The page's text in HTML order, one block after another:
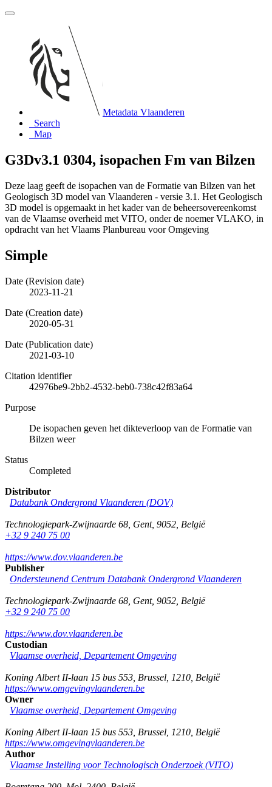
Metadata Vlaanderen
Search
Map
G3Dv3.1 0304, isopachen Fm van Bilzen
Deze laag geeft de isopachen van de Formatie van Bilzen van het
Geologisch 3D model van Vlaanderen - versie 3.1. Het Geologisch
3D model is opgemaakt in het kader van de beheersovereenkomst
van de Vlaamse overheid met VITO, onder de noemer VLAKO, in
opdracht van het Vlaams Planbureau voor Omgeving
Simple
Date (Revision date)
2023-11-21
Date (Creation date)
2020-05-31
Date (Publication date)
2021-03-10
Citation identifier
42976be9-2bb2-4532-beb0-738c42f83a64
Purpose
De isopachen geven het dikteverloop van de Formatie van
Bilzen weer
Status
Completed
Distributor
Databank Ondergrond Vlaanderen (DOV)
Technologiepark-Zwijnaarde 68 Gent, 9052 België
+32 9 240 75 00
https://www.dov.vlaanderen.be
Publisher
Ondersteunend Centrum Databank Ondergrond Vlaanderen
Technologiepark-Zwijnaarde 68 Gent, 9052 België
+32 9 240 75 00
https://www.dov.vlaanderen.be
Custodian
Vlaamse overheid, Departement Omgeving
Koning Albert II-laan 15 bus 553 Brussel 1210 België
https://www.omgevingvlaanderen.be
Owner
Vlaamse overheid, Departement Omgeving
Koning Albert II-laan 15 bus 553 Brussel 1210 België
https://www.omgevingvlaanderen.be
Author
Vlaamse Instelling voor Technologisch Onderzoek (VITO)